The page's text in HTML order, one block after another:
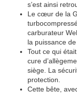
s’est ainsi
Le cœur de la
carburateur
la puissance de
Tout ce qui
cure
siège. La
protection.
Cette bête,